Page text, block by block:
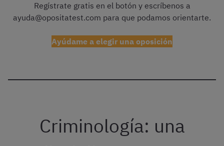
Regístrate gratis en el botón y escríbenos a
ayuda@opositatest.com para que podamos orientarte.
Ayúdame a elegir una oposición
Criminología: una